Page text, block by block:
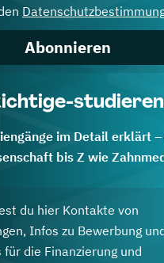
Abonnieren
im Detail erklärt
bis Z wie
du hier Kontakte von
Infos zu Bewerbung
für die Finanzierung und